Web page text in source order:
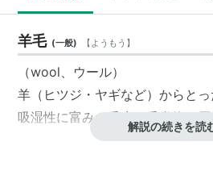
羊毛 (一般) 【ようもう 】
（wool、 ウール）
羊（ヒツジ・ヤギなど）からと
吸湿性に富み、毛糸・毛織物の原
解説の続きを読